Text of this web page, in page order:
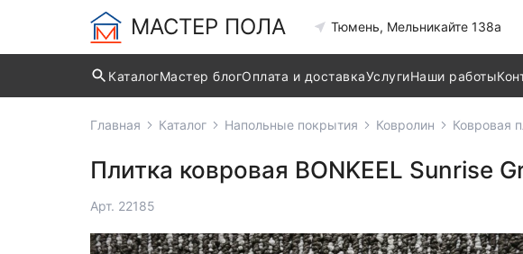
МАСТЕР ПОЛА Тюмень, Мельникайте 138а
КаталогМастер блогОплата и доставкаУслугиНаши работы
Главная Каталог Напольные покрытия Ковролин Ковровая
Плитка ковровая BONKEEL Sunrise
Арт. 22185